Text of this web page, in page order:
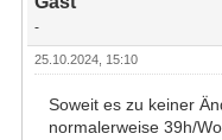
-
25.10.2024, 15:10
Soweit es zu keiner
normalerweise 39h/